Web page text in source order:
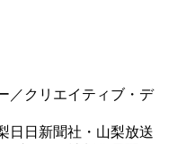
／クリエイティブ・デ
日日新聞社・山梨放送